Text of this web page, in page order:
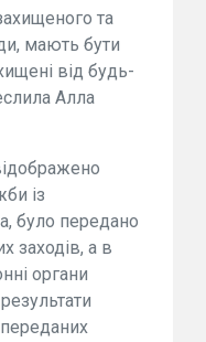
та
мають бути
від будь-
Алла
із
було передано
заходів, а в
органи